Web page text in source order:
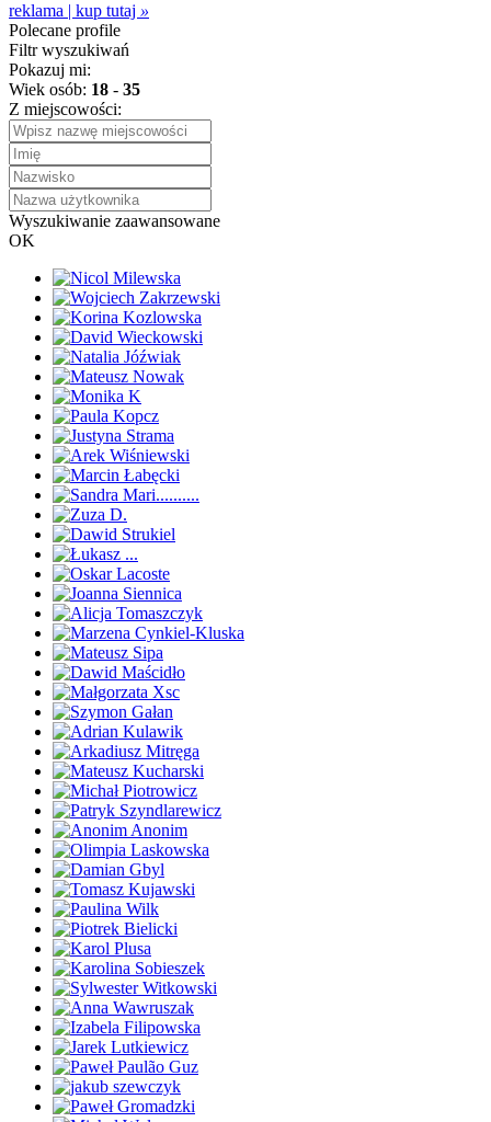
reklama | kup tutaj »
Polecane profile
Filtr wyszukiwań
Pokazuj mi:
Wiek osób: 18 - 35
Z miejscowości:
Wyszukiwanie zaawansowane
OK